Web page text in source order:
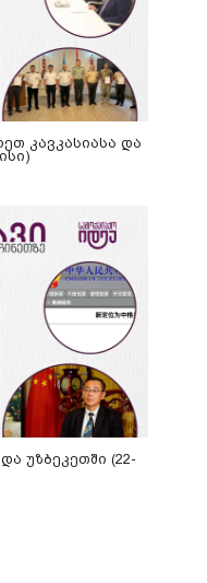
კავკასიასა და
უზბეკეთში (22-